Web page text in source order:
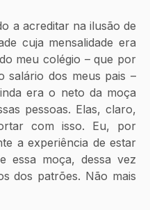
a acreditar na ilusão de
cuja mensalidade era
meu colégio – que por
salário dos meus pais –
era o neto da moça
pessoas. Elas, claro,
com isso. Eu, por
a experiência de estar
essa moça, dessa vez
dos patrões. Não mais